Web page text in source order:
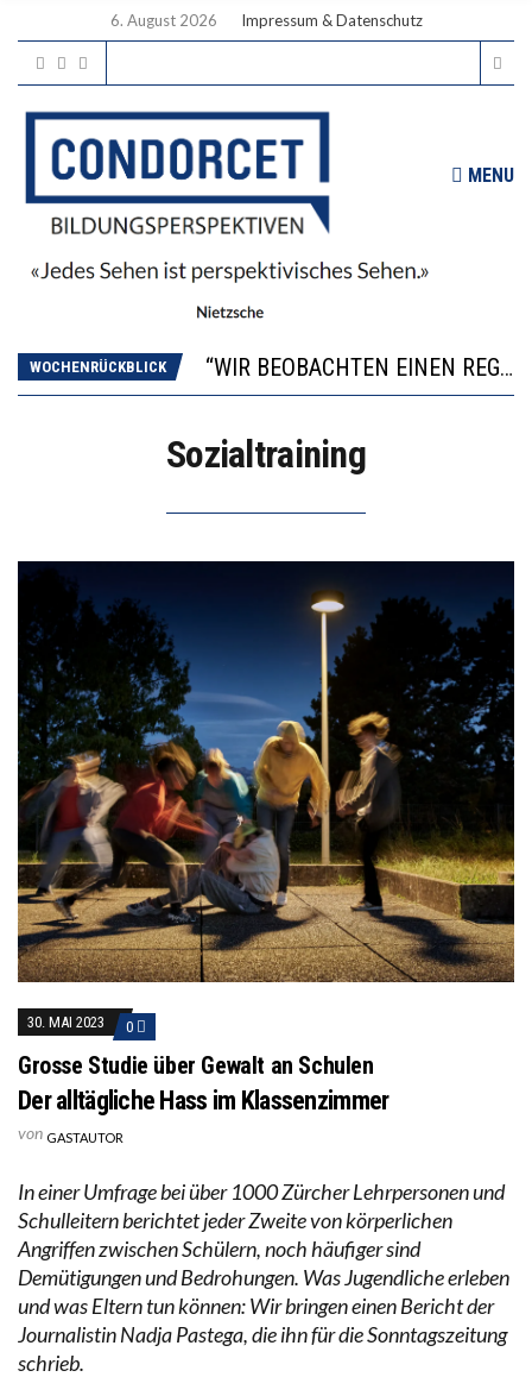
6. August 2026 Impressum & Datenschutz
MENU
WOCHENRÜCKBLICK
“WIR BEOBACHTEN EINEN REGELRECHTEN STURZFLUG BEI DEN LERNLEISTUNGEN”
DIE VERSTÄRKTE HARMONISIERUNG IM SCHULWESEN VERRINGERT DAS INNOVATIONSPOTENZIAL
Sozialtraining
30. MAI 2023 0
Grosse Studie über Gewalt an Schulen
Der alltägliche Hass im Klassenzimmer
von GASTAUTOR
In einer Umfrage bei über 1000 Zürcher Lehrpersonen und
Schulleitern berichtet jeder Zweite von körperlichen
Angriffen zwischen Schülern, noch häufiger sind
Demütigungen und Bedrohungen. Was Jugendliche erleben
und was Eltern tun können: Wir bringen einen Bericht der
Journalistin Nadja Pastega, die ihn für die Sonntagszeitung
schrieb.